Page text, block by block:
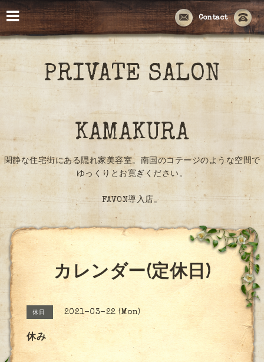
Contact
PRIVATE SALON
KAMAKURA
閑静な住宅街にある隠れ家美容室。南国のコテージのような空間で
ゆっくりとお寛ぎください。
FAVON導入店。
カレンダー(定休日)
休日 2021-03-22 (Mon)
休み